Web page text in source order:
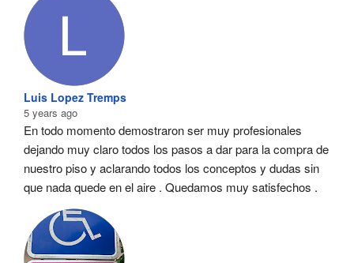
Luis Lopez Tremps
5 years ago
En todo momento demostraron ser muy profesionales
dejando muy claro todos los pasos a dar para la compra de
nuestro piso y aclarando todos los conceptos y dudas sin
que nada quede en el aire . Quedamos muy satisfechos .